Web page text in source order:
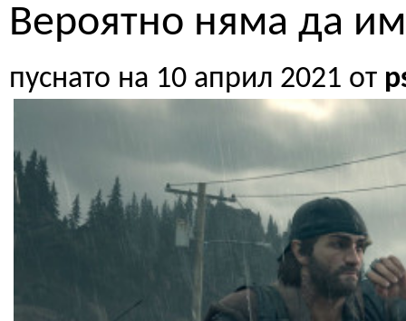
Вероятно няма да
пуснато на 10 април 2021 от